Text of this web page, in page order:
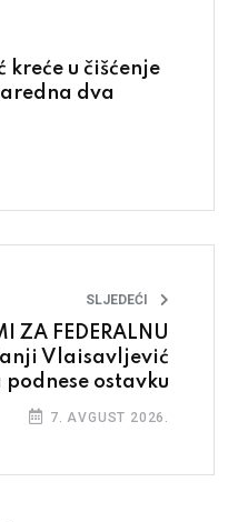
kreće u čišćenje
dva
SLJEDEĆI
ZA FEDERALNU
Vlaisavljević
podnese ostavku
7. AVGUST 2026.